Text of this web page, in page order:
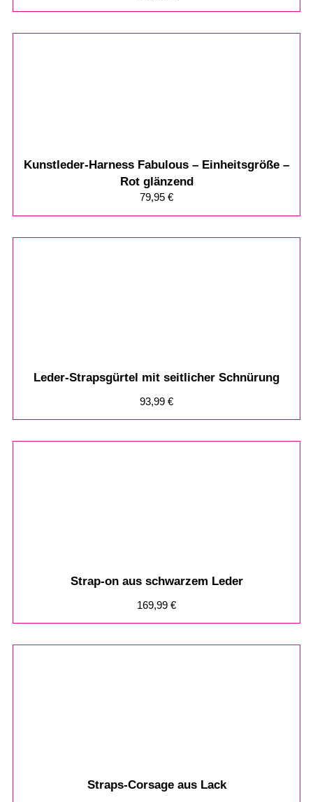
Kunstleder-Harness Fabulous – Einheitsgröße –
Rot glänzend
79,95 €
Leder-Strapsgürtel mit seitlicher Schnürung
93,99 €
Strap-on aus schwarzem Leder
169,99 €
Straps-Corsage aus Lack